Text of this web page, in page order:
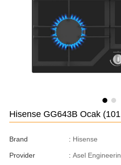
Hisense GG643B Ocak
Brand : Hisense
Provider : Asel